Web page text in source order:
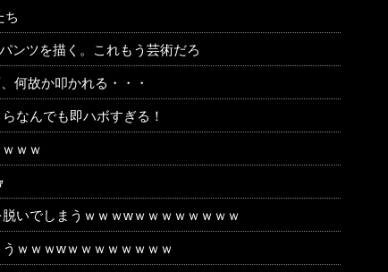
ち
ンツを描く。これもう芸術だろ
何故か叩かれる・・・
なんでも即ハボすぎる！
ｗｗ
いでしまうｗｗｗwｗｗｗｗｗｗｗｗ
ｗｗｗwｗｗｗｗｗｗｗｗ